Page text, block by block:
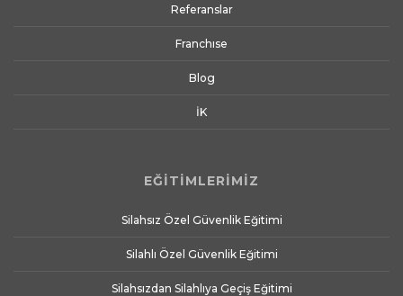
Referanslar
Franchıse
Blog
İK
EĞİTİMLERİMİZ
Silahsız Özel Güvenlik Eğitimi
Silahlı Özel Güvenlik Eğitimi
Silahsızdan Silahlıya Geçiş Eğitimi